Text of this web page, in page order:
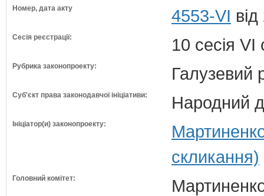
Номер, дата акту 4553-VI
Сесія реєстрації: 10 сесія VI
Рубрика законопроекту: Галузевий
Суб'єкт права законодавчої ініціативи: Народний
Ініціатор(и) законопроекту:
скликання)
Головний комітет: